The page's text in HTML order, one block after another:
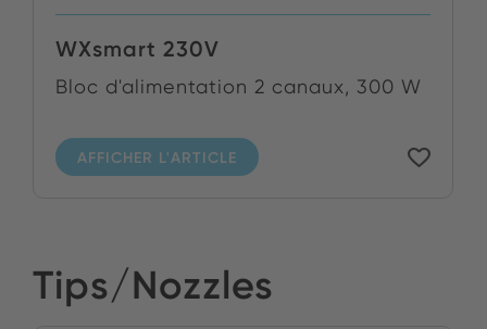
WXsmart 230V
Bloc d'alimentation 2 canaux, 300 W
AFFICHER L'ARTICLE
Tips/Nozzles